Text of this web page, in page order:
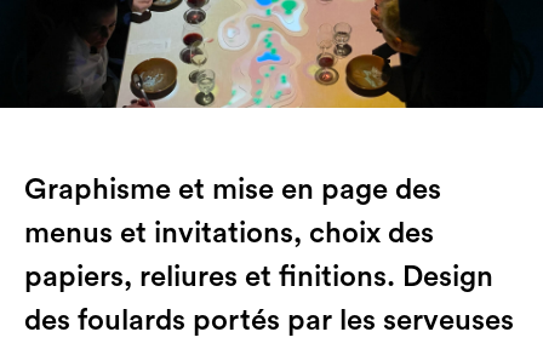
Graphisme et mise en page des
menus et invitations, choix des
papiers, reliures et finitions. Design
des foulards portés par les serveuses